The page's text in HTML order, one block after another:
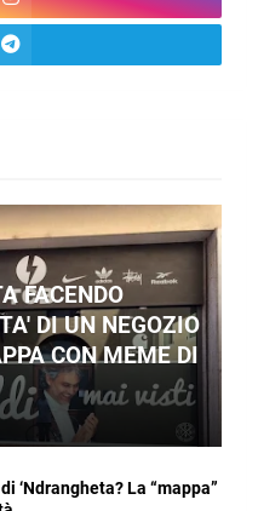
FACENDO
DI UN NEGOZIO
CON MEME DI
‘Ndrangheta? La “mappa”